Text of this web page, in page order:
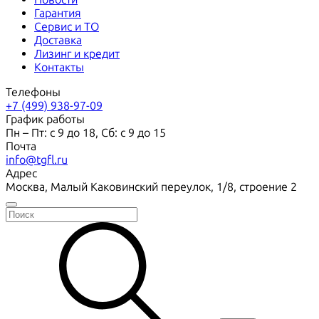
Гарантия
Сервис и ТО
Доставка
Лизинг и кредит
Контакты
Телефоны
+7 (499) 938-97-09
График работы
Пн – Пт: с 9 до 18, Сб: с 9 до 15
Почта
info@tgfl.ru
Адрес
Москва, Малый Каковинский переулок, 1/8, строение 2